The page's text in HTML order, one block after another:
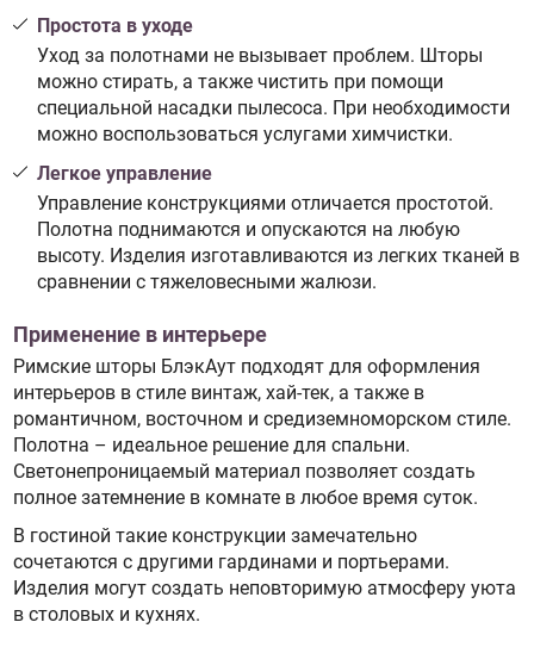
Простота в уходе
Уход за полотнами не вызывает проблем. Шторы
можно стирать, а также чистить при помощи
специальной насадки пылесоса. При необходимости
можно воспользоваться услугами химчистки.
Легкое управление
Управление конструкциями отличается простотой.
Полотна поднимаются и опускаются на любую
высоту. Изделия изготавливаются из легких тканей в
сравнении с тяжеловесными жалюзи.
Применение в интерьере
Римские шторы БлэкАут подходят для оформления
интерьеров в стиле винтаж, хай-тек, а также в
романтичном, восточном и средиземноморском стиле.
Полотна – идеальное решение для спальни.
Светонепроницаемый материал позволяет создать
полное затемнение в комнате в любое время суток.
В гостиной такие конструкции замечательно
сочетаются с другими гардинами и портьерами.
Изделия могут создать неповторимую атмосферу уюта
в столовых и кухнях.